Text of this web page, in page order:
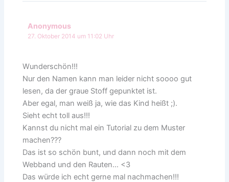
Anonymous
27. Oktober 2014 um 11:02 Uhr
Wunderschön!!!
Nur den Namen kann man leider nicht soooo gut
lesen, da der graue Stoff gepunktet ist.
Aber egal, man weiß ja, wie das Kind heißt ;).
Sieht echt toll aus!!!
Kannst du nicht mal ein Tutorial zu dem Muster
machen???
Das ist so schön bunt, und dann noch mit dem
Webband und den Rauten… <3
Das würde ich echt gerne mal nachmachen!!!